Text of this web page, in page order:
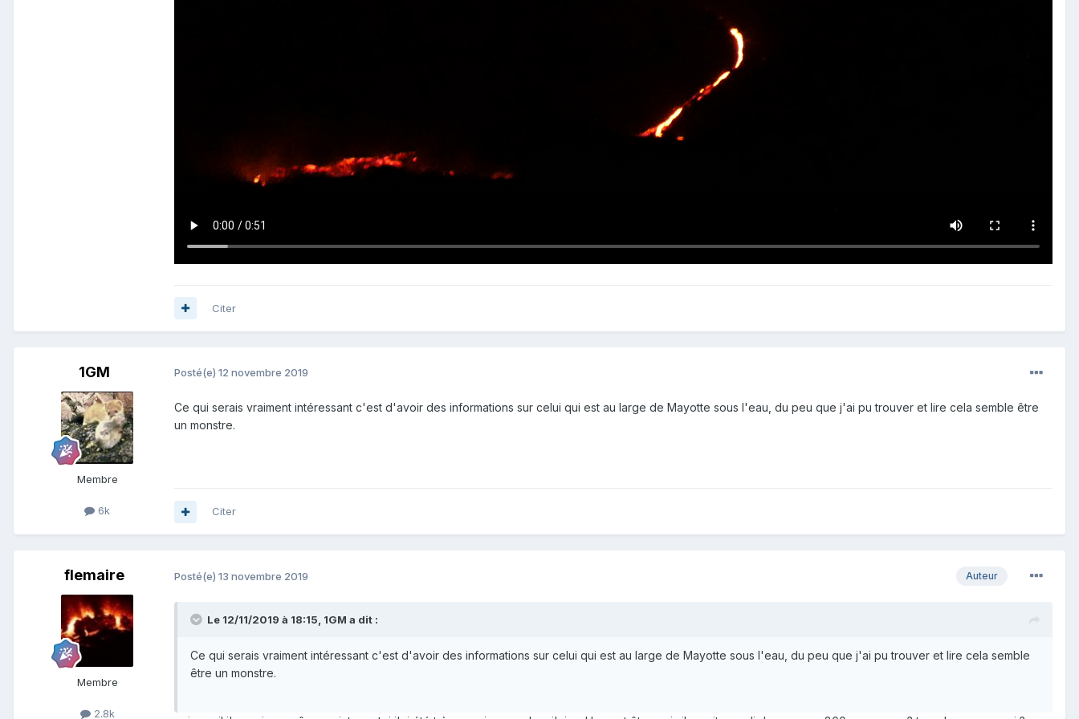
Citer
1GM
Membre
6k
Posté(e) 12 novembre 2019
Ce qui serais vraiment intéressant c'est d'avoir des informations sur celui qui est au large de Mayotte sous l'eau, du peu que j'ai pu trouver et lire cela semble être
un monstre.
Citer
flemaire
Membre
2.8k
Auteur
Posté(e) 13 novembre 2019
Le 12/11/2019 à 18:15, 1GM a dit :
Ce qui serais vraiment intéressant c'est d'avoir des informations sur celui qui est au large de Mayotte sous l'eau, du peu que j'ai pu trouver et lire cela semble
être un monstre.